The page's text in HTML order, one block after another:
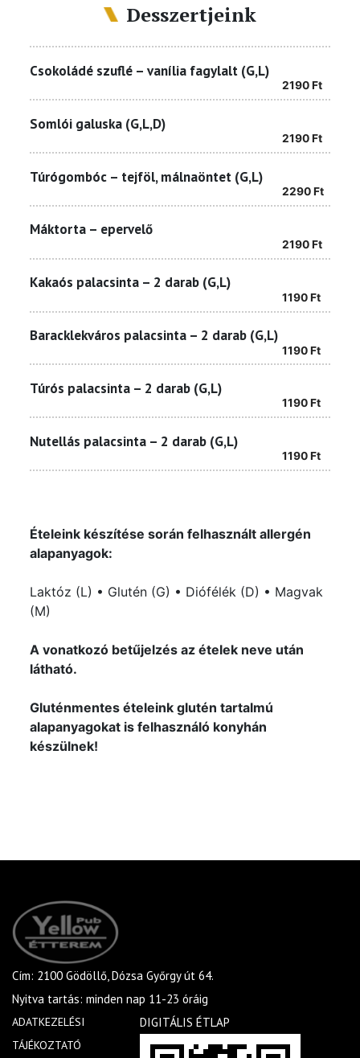
Desszertjeink
Csokoládé szuflé – vanília fagylalt (G,L)
2190Ft
Somlói galuska (G,L,D)
2190Ft
Túrógombóc – tejföl, málnaöntet (G,L)
2290Ft
Máktorta – epervelő
2190Ft
Kakaós palacsinta – 2 darab (G,L)
1190Ft
Baracklekváros palacsinta – 2 darab (G,L)
1190Ft
Túrós palacsinta – 2 darab (G,L)
1190Ft
Nutellás palacsinta – 2 darab (G,L)
1190Ft
Ételeink készítése során felhasznált allergén
alapanyagok:
Laktóz (L) • Glutén (G) • Diófélék (D) • Magvak
(M)
A vonatkozó betűjelzés az ételek neve után
látható.
Gluténmentes ételeink glutén tartalmú
alapanyagokat is felhasználó konyhán
készülnek!
Cím: 2100 Gödöllő, Dózsa Győrgy út 64.
Nyitva tartás: minden nap 11-23 óráig
ADATKEZELÉSI
TÁJÉKOZTATÓ
DIGITÁLIS ÉTLAP